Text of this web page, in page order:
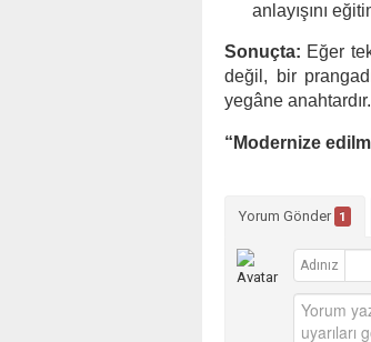
anlayışını
Sonuçta: Eğer
değil, bir
yegâne anahtardır.
“Modernize
Yorum Gönder 1
Adınız